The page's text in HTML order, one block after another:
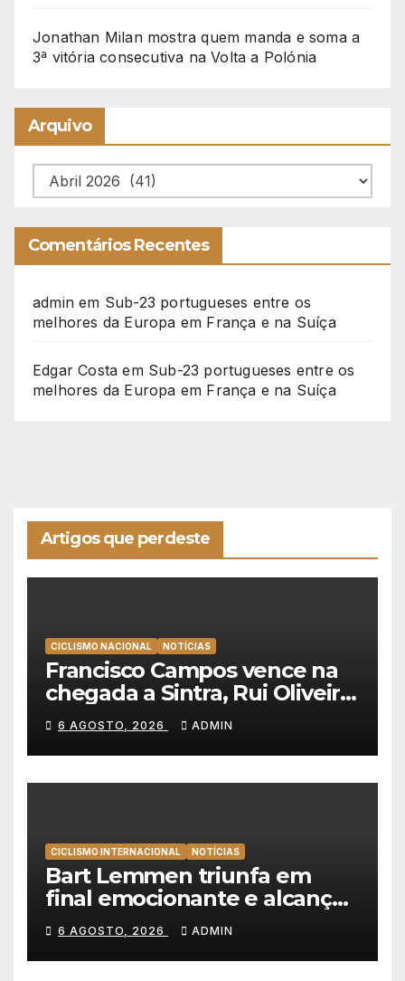
Jonathan Milan mostra quem manda e soma a
3ª vitória consecutiva na Volta a Polónia
Arquivo
Arquivo
Comentários Recentes
admin em Sub-23 portugueses entre os
melhores da Europa em França e na Suíça
Edgar Costa em Sub-23 portugueses entre os
melhores da Europa em França e na Suíça
Artigos que perdeste
CICLISMO NACIONAL NOTÍCIAS
Francisco Campos vence na
chegada a Sintra, Rui Oliveira
veste de amarelo na Volta a
Portugal
6 AGOSTO, 2026 ADMIN
CICLISMO INTERNACIONAL NOTÍCIAS
Bart Lemmen triunfa em
final emocionante e alcança
a primeira vitória da carreira
na Volta à Polónia
6 AGOSTO, 2026 ADMIN